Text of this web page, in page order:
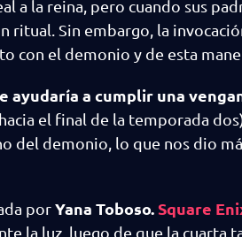
a la reina, pero cuando sus
ritual. Sin embargo, la
con el demonio y de esta
ayudaría a cumplir una
el final de la temporada
del demonio, lo que nos dio
porYana Toboso.Square
la luz, luego de que la cuarta